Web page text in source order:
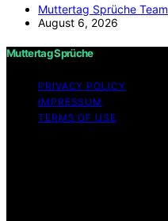
Muttertag Sprüche Team
August 6, 2026
Muttertag Sprüche
PRIVACY POLICY
IMPRESSUM
TERMS OF USE